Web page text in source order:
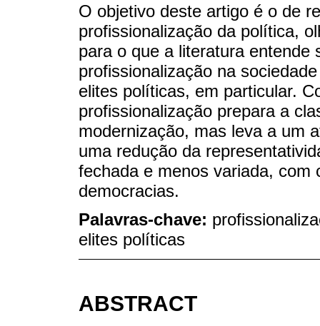
O objetivo deste artigo é o de
profissionalização da política,
para o que a literatura entende
profissionalização na
elites políticas, em particular.
profissionalização prepara a
modernização, mas leva a um
uma redução da
fechada e menos variada, com
democracias.
Palavras-chave:
elites políticas
ABSTRACT